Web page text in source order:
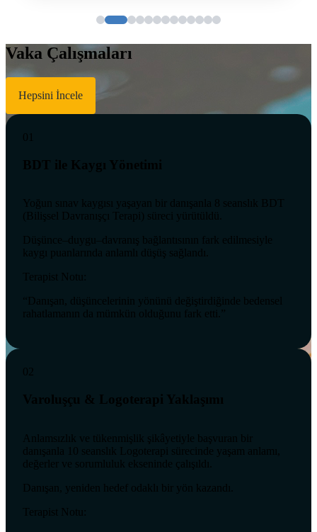
Vaka Çalışmaları
Hepsini İncele
01
BDT ile Kaygı Yönetimi
Yoğun sınav kaygısı yaşayan bir danışanla 8 seanslık BDT
(Bilişsel Davranışçı Terapi) süreci yürütüldü.
Düşünce–duygu–davranış bağlantısının fark edilmesiyle
kaygı puanlarında anlamlı düşüş sağlandı.
Terapist Notu:
“Danışan, düşüncelerinin yönünü değiştirdiğinde bedensel
rahatlamanın da mümkün olduğunu fark etti.”
02
Varoluşçu & Logoterapi Yaklaşımı
Anlamsızlık ve tükenmişlik şikâyetiyle başvuran bir
danışanla 10 seanslık Logoterapi sürecinde yaşam anlamı,
değerler ve sorumluluk ekseninde çalışıldı.
Danışan, yeniden hedef odaklı bir yön kazandı.
Terapist Notu: